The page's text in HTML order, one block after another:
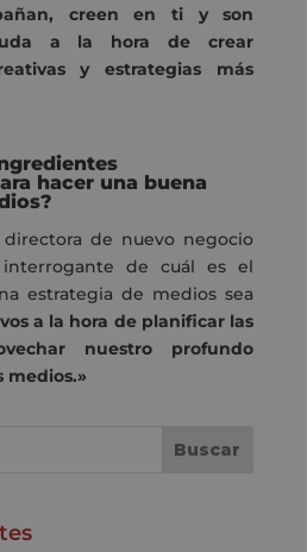
creen en ti y son
a la hora de crear
y estrategias más
hacer una buena
de nuevo negocio
de cuál es el
estrategia de medios sea
a la hora de planificar las
nuestro profundo
medios.»